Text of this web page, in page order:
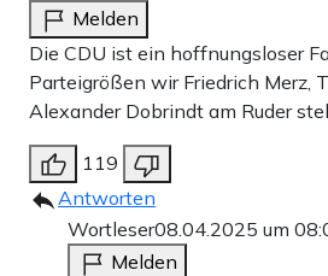
Melden
Die CDU ist ein hoffnungsloser
Parteigrößen wir Friedrich Merz,
Alexander Dobrindt am Ruder
119
Antworten
Wortleser08.04.2025 um
Melden